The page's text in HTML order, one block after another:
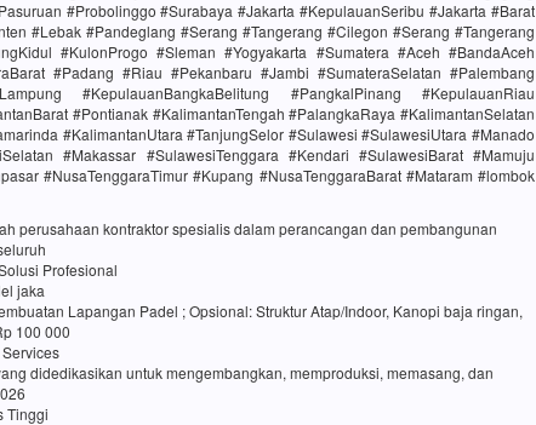
#Probolinggo #Surabaya #Jakarta #KepulauanSeribu #Jakarta #Barat
#Lebak #Pandeglang #Serang #Tangerang #Cilegon #Serang #Tangerang
#KulonProgo #Sleman #Yogyakarta #Sumatera #Aceh #BandaAceh
#Padang #Riau #Pekanbaru #Jambi #SumateraSelatan #Palembang
#KepulauanBangkaBelitung #PangkalPinang #KepulauanRiau
#Pontianak #KalimantanTengah #PalangkaRaya #KalimantanSelatan
#KalimantanUtara #TanjungSelor #Sulawesi #SulawesiUtara #Manado
#Makassar #SulawesiTenggara #Kendari #SulawesiBarat #Mamuju
#NusaTenggaraTimur #Kupang #NusaTenggaraBarat #Mataram #lombok
perusahaan kontraktor spesialis dalam perancangan dan pembangunan
Profesional
jaka
Lapangan Padel ; Opsional: Struktur Atap/Indoor, Kanopi baja ringan,
100 000
didedikasikan untuk mengembangkan, memproduksi, memasang, dan
Tinggi